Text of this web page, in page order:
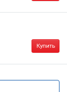
Купить